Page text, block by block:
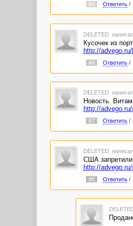
#4 Ответить/
DELETED
Кусочек из
http://
#6 Ответить/
DELETED
Новость.
http://
#7 Ответить/
DELETED
США запретили
http://
#8 Ответить/